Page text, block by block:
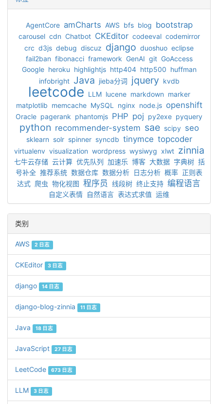
AgentCore amCharts AWS bfs blog bootstrap
carousel cdn Chatbot CKEditor codeeval codemirror
crc d3js debug discuz django duoshuo eclipse
fail2ban fibonacci framework GenAI git GoAccess
Google heroku highlightjs http404 http500 huffman
infobright Java jieba分词 jquery kvdb
leetcode LLM lucene markdown marker
matplotlib memcache MySQL nginx node.js openshift
Oracle pagerank phantomjs PHP poj py2exe pyquery
python recommender-system sae scipy seo
sklearn solr spinner syncdb tinymce topcoder
virtualenv visualization wordpress wysiwyg xlwt zinnia
七牛云存储 云计算 优先队列 加速乐 博客 大数据 字典树 括
号补全 推荐系统 数据仓库 数据分析 日志分析 概率 正则表
达式 爬虫 物化视图 程序员 线段树 终止支持 编程语言
自定义表情 自然语言 表达式求值 运维
类别
AWS 2 日志
CKEditor 3 日志
django 14 日志
django-blog-zinnia 11 日志
Java 18 日志
JavaScript 27 日志
LeetCode 673 日志
LLM 3 日志